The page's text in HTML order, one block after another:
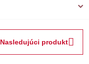
Nasledujúci produkt